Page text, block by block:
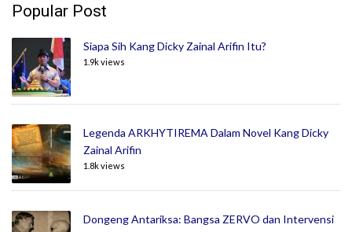
Popular Post
Siapa Sih Kang Dicky Zainal Arifin Itu?
1.9k views
Legenda ARKHYTIREMA Dalam Novel Kang Dicky
Zainal Arifin
1.8k views
Dongeng Antariksa: Bangsa ZERVO dan Intervensi